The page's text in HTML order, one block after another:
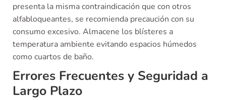
presenta la misma contraindicación que con otros
alfabloqueantes, se recomienda precaución con su
consumo excesivo. Almacene los blísteres a
temperatura ambiente evitando espacios húmedos
como cuartos de baño.
Errores Frecuentes y Seguridad a
Largo Plazo